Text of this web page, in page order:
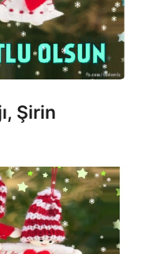
Şirin